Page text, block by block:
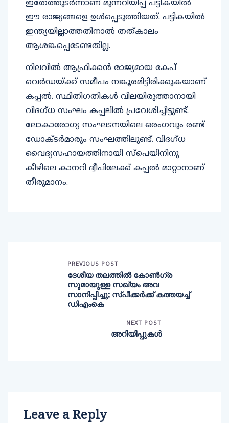
ഇതേത്തുടര്‍ന്നാണ് മുന്നറിയിപ്പ് പട്ടികയില്‍
ഈ രാജ്യങ്ങളെ ഉള്‍പ്പെടുത്തിയത്. പട്ടികയില്‍
ഇന്ത്യയില്ലാത്തതിനാല്‍ തത്കാലം
ആശങ്കപ്പെടേണ്ടതില്ല.
നിലവില്‍ ആഫ്രിക്കന്‍ രാജ്യമായ കേപ്
വെര്‍ഡയ്ക്ക് സമീപം നങ്കൂരമിട്ടിരിക്കുകയാണ്
കപ്പല്‍. സ്ഥിതിഗതികള്‍ വിലയിരുത്താനായി
വിദഗ്ധ സംഘം കപ്പലില്‍ പ്രവേശിച്ചിട്ടുണ്ട്.
ലോകാരോഗ്യ സംഘടനയിലെ ഒരംഗവും രണ്ട്
ഡോക്ടര്‍മാരും സംഘത്തിലുണ്ട്. വിദഗ്ധ
വൈദ്യസഹായത്തിനായി സ്‌പെയിനിനു
കീഴിലെ കാനറി ദ്വീപിലേക്ക് കപ്പല്‍ മാറ്റാനാണ്
തീരുമാനം.
PREVIOUS POST
ദേശീയ തലത്തിൽ കോൺഗ്ര
സുമായുള്ള സഖ്യം അവ
സാനിപ്പിച്ചു; സ്പീക്കർക്ക് കത്തയച്ച്
ഡിഎംകെ
NEXT POST
അറിയിപ്പുകൾ
Leave a Reply